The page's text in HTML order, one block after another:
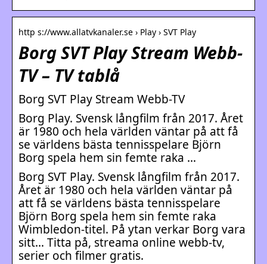
http s://www.allatvkanaler.se › Play › SVT Play
Borg SVT Play Stream Webb-
TV – TV tablå
Borg SVT Play Stream Webb-TV
Borg Play. Svensk långfilm från 2017. Året
är 1980 och hela världen väntar på att få
se världens bästa tennisspelare Björn
Borg spela hem sin femte raka …
Borg SVT Play. Svensk långfilm från 2017.
Året är 1980 och hela världen väntar på
att få se världens bästa tennisspelare
Björn Borg spela hem sin femte raka
Wimbledon-titel. På ytan verkar Borg vara
sitt… Titta på, streama online webb-tv,
serier och filmer gratis.